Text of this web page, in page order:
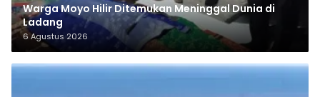
Warga Moyo Hilir Ditemukan Meninggal Dunia di
Ladang
6 Agustus 2026